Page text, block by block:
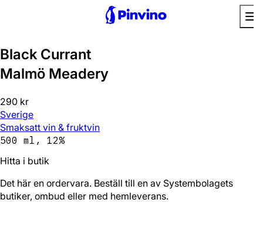
Black Currant
Malmö Meadery
290 kr
Sverige
Smaksatt vin & fruktvin
500 ml, 12%
Hitta i butik
Det här en ordervara. Beställ till en av Systembolagets
butiker, ombud eller med hemleverans.